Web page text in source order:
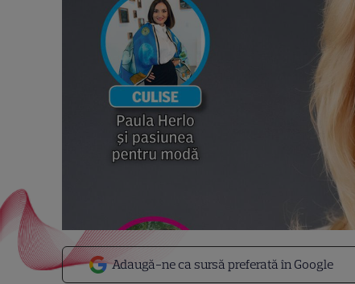
Adaugă-ne ca sursă preferată în Google